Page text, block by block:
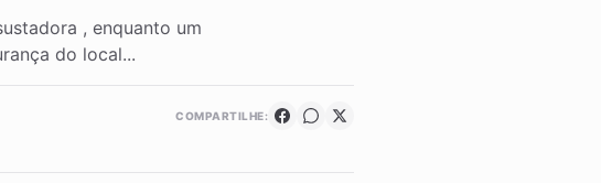
, enquanto um
do local...
COMPARTILHE: